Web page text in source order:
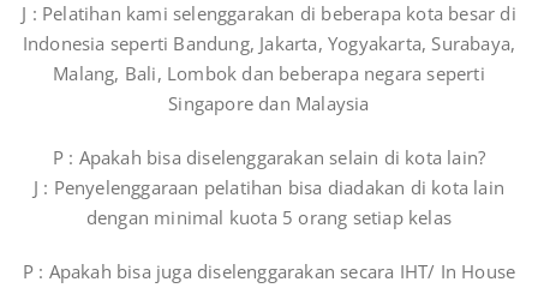
J : Pelatihan kami selenggarakan di beberapa kota besar di
Indonesia seperti Bandung, Jakarta, Yogyakarta, Surabaya,
Malang, Bali, Lombok dan beberapa negara seperti
Singapore dan Malaysia
P : Apakah bisa diselenggarakan selain di kota lain?
J : Penyelenggaraan pelatihan bisa diadakan di kota lain
dengan minimal kuota 5 orang setiap kelas
P : Apakah bisa juga diselenggarakan secara IHT/ In House